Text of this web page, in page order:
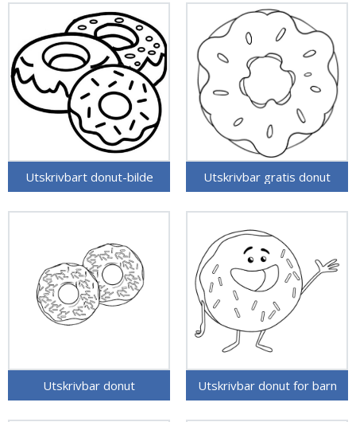
Utskrivbart donut-bilde Utskrivbar gratis donut
Utskrivbar donut Utskrivbar donut for barn